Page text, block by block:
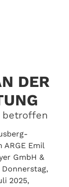
DER
betroffen
Emil
GmbH &
2025,